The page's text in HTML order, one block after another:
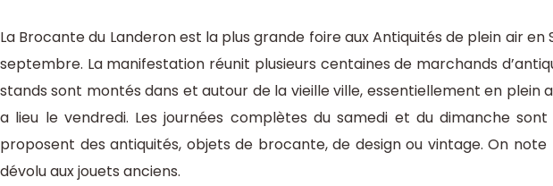
La Brocante du Landeron est la plus grande foire aux Antiquités de plein air
septembre. La manifestation réunit plusieurs centaines de marchands
stands sont montés dans et autour de la vieille ville, essentiellement en plein
a lieu le vendredi. Les journées complètes du samedi et du dimanche
proposent des antiquités, objets de brocante, de design ou vintage. On
dévolu aux jouets anciens.